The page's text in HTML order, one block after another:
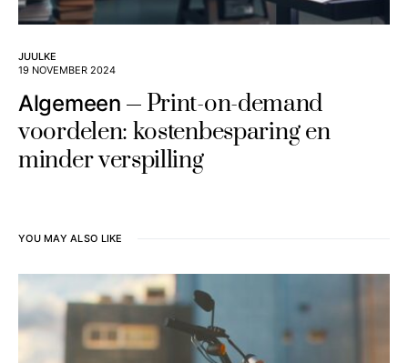
JUULKE
19 NOVEMBER 2024
Algemeen
Print-on-demand
voordelen: kostenbesparing en
minder verspilling
YOU MAY ALSO LIKE